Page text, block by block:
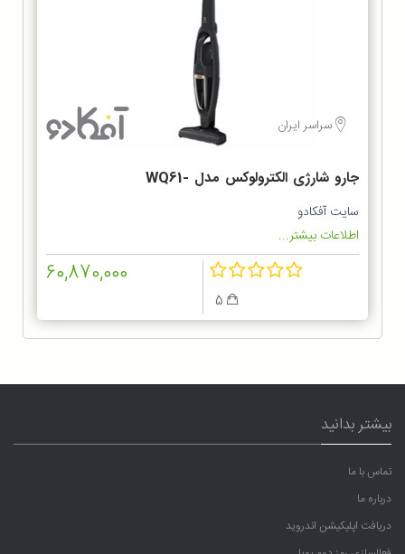
سراسر ایران
جارو شارژی الکترولوکس مدل WQ61-
1OGG
سایت آفکادو
اطلاعات بیشتر...
60,870,000
بیشتر بدانید
تماس با ما
درباره ما
دریافت اپلیکیشن اندروید